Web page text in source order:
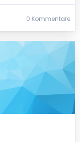
0 Kommentare